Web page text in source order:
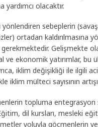
yardımcı olacaktır.
sebeplerin
ortadan kaldırılmasına
gerekmektedir. Gelişmekte
ve ekonomik yatırımlar, bu
iklim değişikliği ile ilgili
iklim mülteci sayısının
topluma entegrasyon
dil kursları, mesleki
yoluyla göçmenlerin